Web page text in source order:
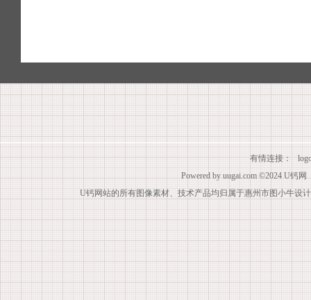
有情连接：
Powered byuugai.com©2024U钙网
U钙网站的所有图像素材、技术产品均归属于惠州市图小牛设